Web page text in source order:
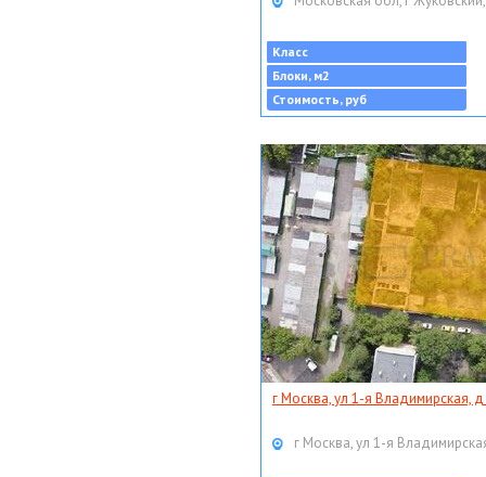
Класс
Блоки, м2
Стоимость, руб
г Москва, ул 1-я Владимирская, д
г Москва, ул 1-я